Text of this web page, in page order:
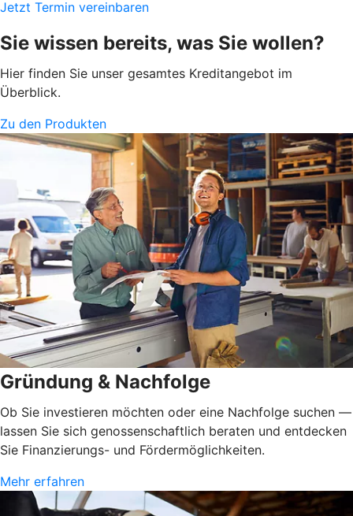
Jetzt Termin vereinbaren
Sie wissen bereits, was Sie wollen?
Hier finden Sie unser gesamtes Kreditangebot im
Überblick.
Zu den Produkten
Gründung & Nachfolge
Ob Sie investieren möchten oder eine Nachfolge suchen —
lassen Sie sich genossenschaftlich beraten und entdecken
Sie Finanzierungs- und Fördermöglichkeiten.
Mehr erfahren